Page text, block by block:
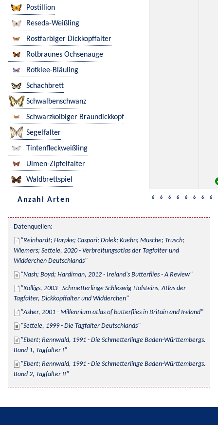
Postillion
Reseda-Weißling
Rostfarbiger Dickkopffalter
Rotbraunes Ochsenauge
Rotklee-Bläuling
Schachbrett
Schwalbenschwanz
Schwarzkolbiger Braundickkopf
Segelfalter
Tintenfleckweißling
Ulmen-Zipfelfalter
Waldbrettspiel
Anzahl Arten 6 6 6 6 6 6 6 6
Datenquellen:
Reinhardt; Harpke; Caspari; Dolek; Kuehn; Musche; Trusch;
Wiemers; Settele, 2020 - Verbreitungsatlas der Tagfalter und
Widderchen Deutschlands
Nash; Boyd; Hardiman, 2012 - Ireland's Butterflies - A Review
Kolligs, 2003 - Schmetterlinge Schleswig-Holsteins, Atlas der
Tagfalter, Dickkopffalter und Widderchen
Asher, 2001 - Millennium atlas of butterflies in Britain and Ireland
Settele, 1999 - Die Tagfalter Deutschlands
Ebert; Rennwald, 1991 - Die Schmetterlinge Baden-Württembergs.
Band 1, Tagfalter I
Ebert; Rennwald, 1991 - Die Schmetterlinge Baden-Württembergs.
Band 2, Tagfalter II